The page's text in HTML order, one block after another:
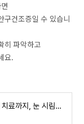
구건조증일 수 있습니
히 파악하고
요.
[안구건조증] 원인부터 치료까지, 눈 시림과 뻑뻑함의 원인 해결법